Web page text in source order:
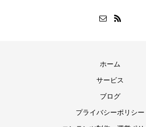
ホーム
サービス
ブログ
プライバシーポリシー